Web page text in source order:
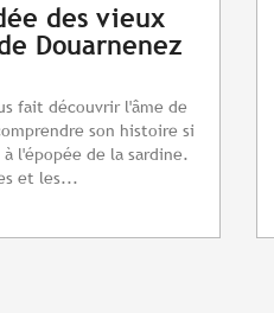
des vieux
Douarnenez
fait découvrir l'âme de
son histoire si
l'épopée de la sardine.
et les...